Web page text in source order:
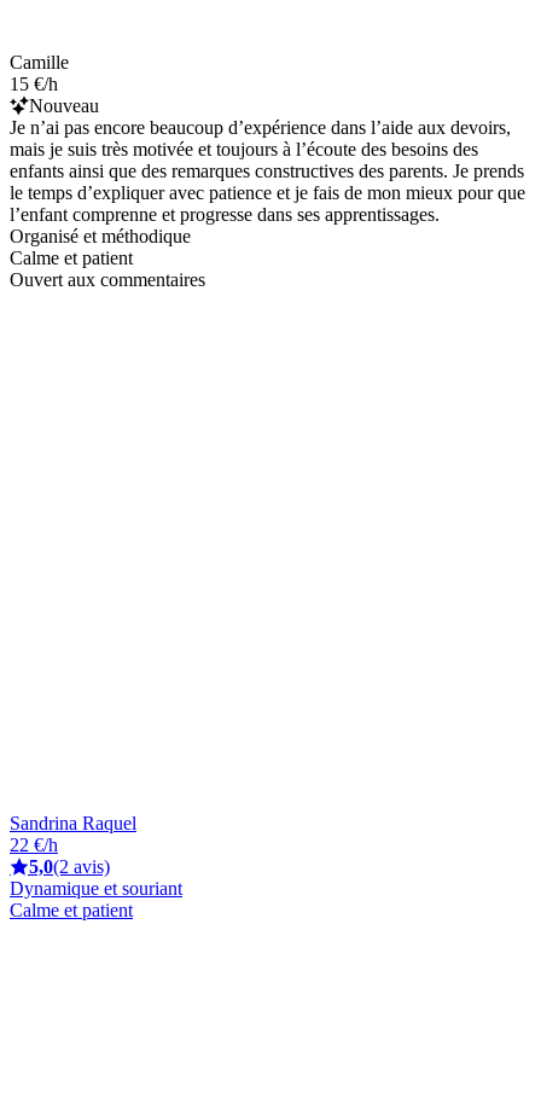
Camille
15 €/h
Nouveau
Je n’ai pas encore beaucoup d’expérience dans l’aide aux devoirs,
mais je suis très motivée et toujours à l’écoute des besoins des
enfants ainsi que des remarques constructives des parents. Je prends
le temps d’expliquer avec patience et je fais de mon mieux pour que
l’enfant comprenne et progresse dans ses apprentissages.
Organisé et méthodique
Calme et patient
Ouvert aux commentaires
Sandrina Raquel
22 €/h
5,0(2 avis)
Dynamique et souriant
Calme et patient